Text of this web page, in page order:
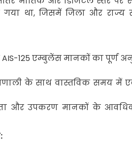
गया था, जिसमें जिला और राज्य
AIS-125 एम्बुलेंस मानकों का पूर्ण
के साथ वास्तविक समय में
और उपकरण मानकों के